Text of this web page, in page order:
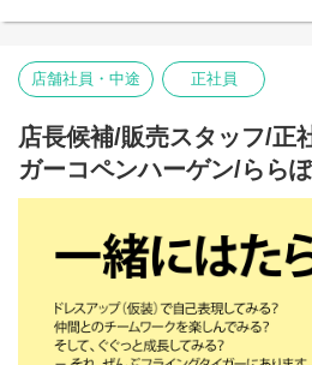
そして売り場づくりを伸び伸び楽しめ
お客様だけでなく、スタッフも自然に
Flying Tiger Copenhagenという場所で
■お店の雰囲気はブログでご覧いただ
https://blog.jp.flyingtiger.com/brand/
店舗社員・中途 正社員
店長候補/販売スタッフ/正
ガーコペンハーゲン/らら